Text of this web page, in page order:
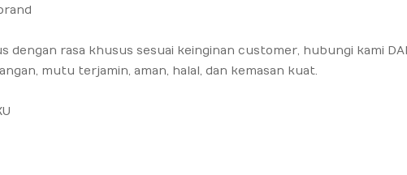
dengan rasa khusus sesuai keinginan customer, hubungi kami
mutu terjamin, aman, halal, dan kemasan kuat.